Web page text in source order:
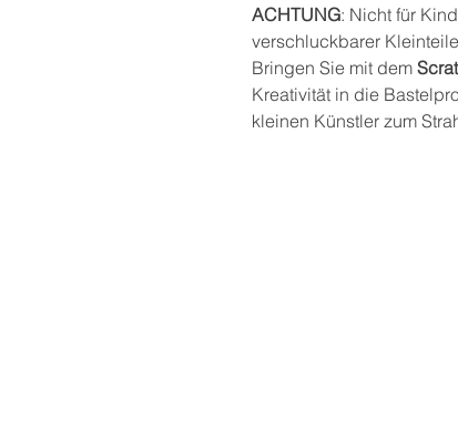
ACHTUNG: Nicht für
verschluckbarer
Bringen Sie mit dem
Kreativität in die
kleinen Künstler zum